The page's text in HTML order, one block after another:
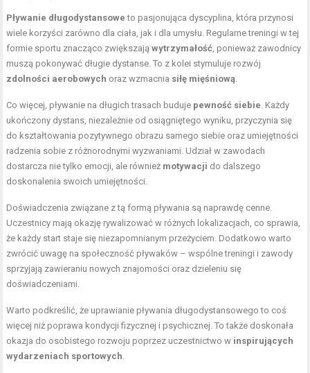
Pływanie długodystansowe to pasjonująca dyscyplina, która przynosi
wiele korzyści zarówno dla ciała, jak i dla umysłu. Regularne treningi w tej
formie sportu znacząco zwiększająwytrzymałość , ponieważ zawodnicy
muszą pokonywać długie dystanse. To z kolei stymuluje rozwój
zdolności aerobowych oraz wzmacnia siłę mięśniową
Co więcej, pływanie na długich trasach buduje pewność siebie . Każdy
ukończony dystans, niezależnie od osiągniętego wyniku, przyczynia się
do kształtowania pozytywnego obrazu samego siebie oraz umiejętności
radzenia sobie z różnorodnymi wyzwaniami. Udział w zawodach
dostarcza nie tylko emocji, ale również motywacji do dalszego
doskonalenia swoich umiejętności.
Doświadczenia związane z tą formą pływania są naprawdę cenne.
Uczestnicy mają okazję rywalizować w różnych lokalizacjach, co sprawia,
że każdy start staje się niezapomnianym przeżyciem. Dodatkowo warto
zwrócić uwagę na społeczność pływaków – wspólne treningi i zawody
sprzyjają zawieraniu nowych znajomości oraz dzieleniu się
doświadczeniami.
Warto podkreślić, że uprawianie pływania długodystansowego to coś
więcej niż poprawa kondycji fizycznej i psychicznej. To także doskonała
okazja do osobistego rozwoju poprzez uczestnictwo w inspirujących
wydarzeniach sportowych